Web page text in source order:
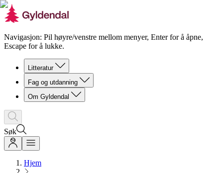
Navigasjon: Pil høyre/venstre mellom menyer, Enter for å åpne,
Escape for å lukke.
Litteratur
Fag og utdanning
Om Gyldendal
Søk
Hjem